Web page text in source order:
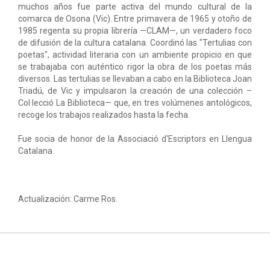
muchos años fue parte activa del mundo cultural de la
comarca de Osona (Vic). Entre primavera de 1965 y otoño de
1985 regenta su propia librería —CLAM—, un verdadero foco
de difusión de la cultura catalana. Coordinó las "Tertulias con
poetas", actividad literaria con un ambiente propicio en que
se trabajaba con auténtico rigor la obra de los poetas más
diversos. Las tertulias se llevaban a cabo en la Biblioteca Joan
Triadú, de Vic y impulsaron la creación de una colección –
Col·lecció La Biblioteca— que, en tres volúmenes antológicos,
recoge los trabajos realizados hasta la fecha.
Fue socia de honor de la Associació d'Escriptors en Llengua
Catalana.
Actualización: Carme Ros.